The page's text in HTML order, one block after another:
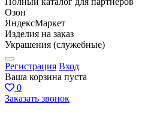
Озон
ЯндексМаркет
Изделия на заказ
Украшения (служебные)
Регистрация Вход
Ваша корзина пуста
0
Заказать звонок